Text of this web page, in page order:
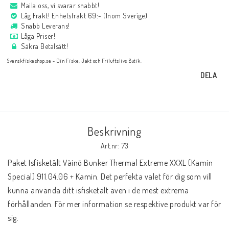
Maila oss, vi svarar snabbt!
Låg Frakt! Enhetsfrakt 69:- (Inom Sverige)
Snabb Leverans!
Låga Priser!
Säkra Betalsätt!
Svenskfiskeshop.se - Din Fiske, Jakt och Friluftslivs Butik.
DELA
Beskrivning
Art.nr: 73
Paket Isfisketält Väinö Bunker Thermal Extreme XXXL (Kamin
Special) 911.04.06 + Kamin. Det perfekta valet för dig som vill
kunna använda ditt isfisketält även i de mest extrema
förhållanden. För mer information se respektive produkt var för
sig.